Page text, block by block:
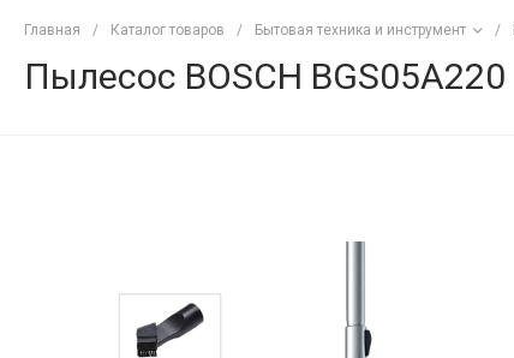
Главная / Каталог товаров / Бытовая техника и инструмент /
Пылесос BOSCH BGS05A220